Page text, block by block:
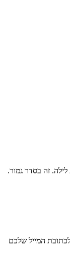
לילה. זה בסדר גמור.
המייל שלכם